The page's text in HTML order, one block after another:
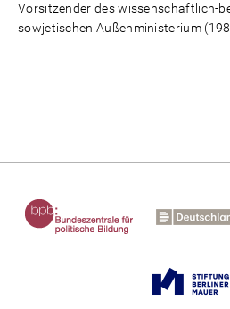
Vorsitzender des wissenschaftlich-
sowjetischen Außenministerium